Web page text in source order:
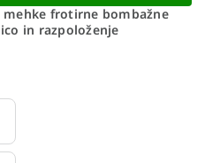
mehke frotirne bombažne
in razpoloženje